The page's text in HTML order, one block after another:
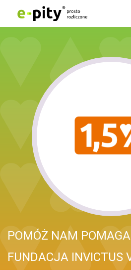
POMÓŻ NAM
FUNDACJA INVICTUS